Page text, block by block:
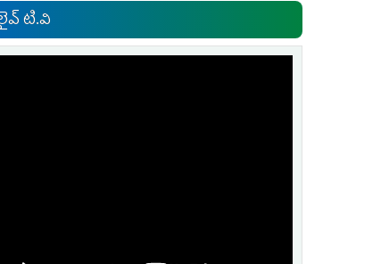
టి.వి